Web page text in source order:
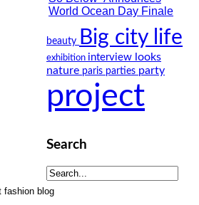
beauty Big city life
exhibition interview looks
nature paris parties party
project
Search
fashion blog